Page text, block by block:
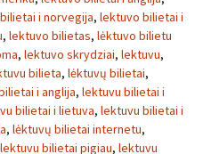
i norvegija, lektuvo bilietai i
, lektuvo bilietas, lėktuvo bilietu
, lektuvo skrydziai, lektuvu,
bilieta, lėktuvų bilietai,
i anglija, lektuvu bilietai i
bilietai i lietuva, lektuvu bilietai i
, lėktuvų bilietai internetu,
lektuvu bilietai pigiau, lektuvu